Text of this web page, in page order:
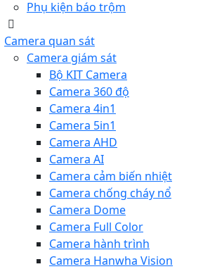
Phụ kiện báo trộm
Camera quan sát
Camera giám sát
Bộ KIT Camera
Camera 360 độ
Camera 4in1
Camera 5in1
Camera AHD
Camera AI
Camera cảm biến nhiệt
Camera chống cháy nổ
Camera Dome
Camera Full Color
Camera hành trình
Camera Hanwha Vision